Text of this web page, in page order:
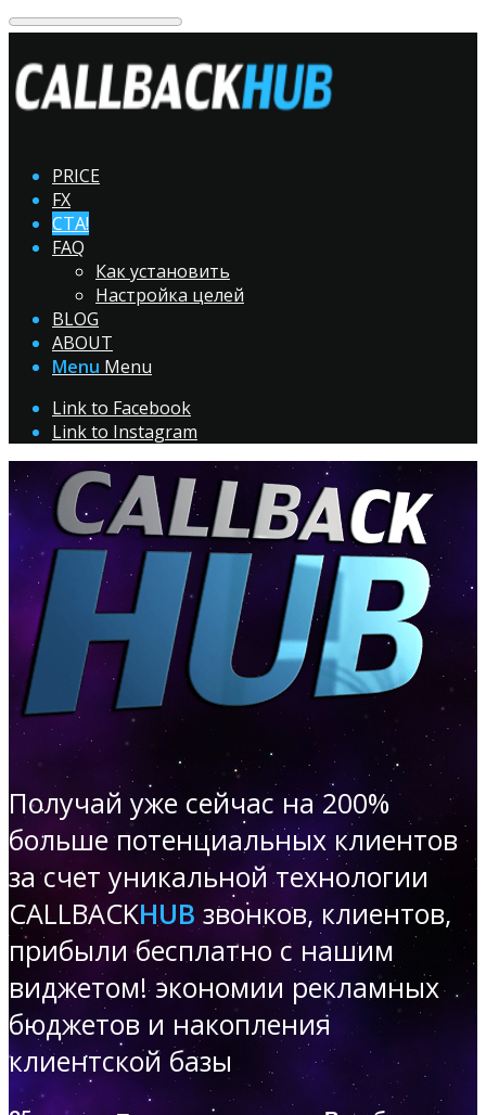
PRICE
FX
CTA!
FAQ
Как установить
Настройка целей
BLOG
ABOUT
Menu Menu
Link to Facebook
Link to Instagram
Получай уже сейчас на 200%
больше потенциальных клиентов
за счет уникальной технологии
CALLBACKHUB звонков, клиентов,
прибыли бесплатно с нашим
виджетом! экономии рекламных
бюджетов и накопления
клиентской базы